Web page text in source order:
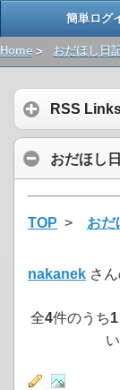
簡単ログ
Home > おだほし日
RSS
おだほし
TOP > おだ
nakanek さ
全4件のうち1